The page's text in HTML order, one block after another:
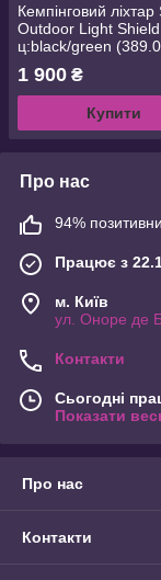
Кемпінговий ліхтар
Outdoor Light Shield
ц:black/green
1 900 ₴
Купити
Про нас
94%
Працює з
м. Київ
ул. Оноре де
Контакти
Сьогодні
Показати
Про нас
Контакти